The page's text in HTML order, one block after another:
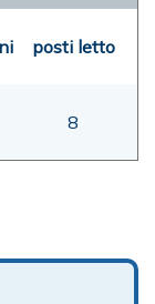
posti letto
8